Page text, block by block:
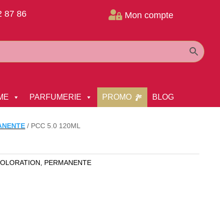
87 86  Mon compte
PARFUMERIE PROMO BLOG
/ PCC 5.0 120ML
PERMANENTE